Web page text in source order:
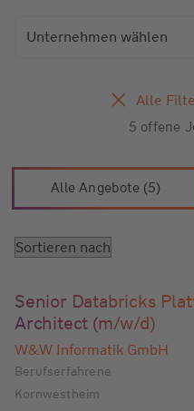
Unternehmen wählen
Alle
5 offene
Alle Angebote (5)
Senior Databricks
Architect (m/w/d)
W&W Informatik GmbH
Berufserfahrene
Kornwestheim